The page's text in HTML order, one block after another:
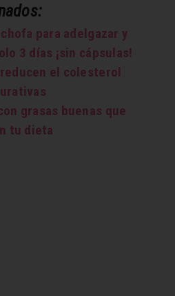
para adelgazar y
3 días ¡sin cápsulas!
el colesterol
grasas buenas que
tu dieta